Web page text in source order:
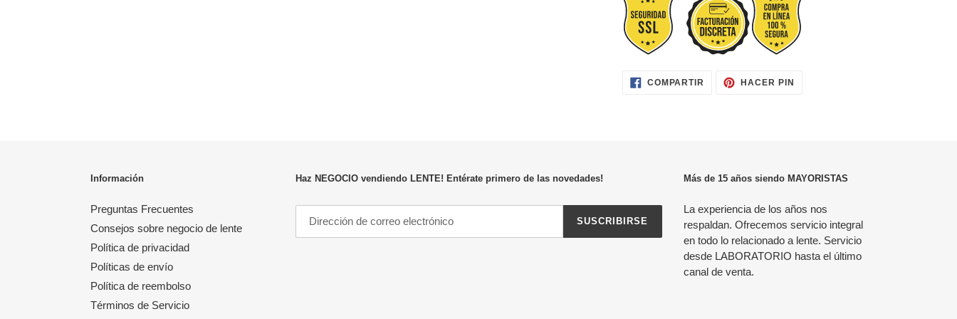
COMPARTIR COMPARTIRHACER PIN
Información
Preguntas Frecuentes
Consejos sobre negocio de lente
Política de privacidad
Políticas de envío
Política de reembolso
Términos de Servicio
Haz NEGOCIO vendiendo LENTE! Entérate primero de las novedades!
SUSCRIBIRSE
Más de 15 años siendo MAYORISTAS
La experiencia de los años nos
respaldan. Ofrecemos servicio integral
en todo lo relacionado a lente. Servicio
desde LABORATORIO hasta el último
canal de venta.